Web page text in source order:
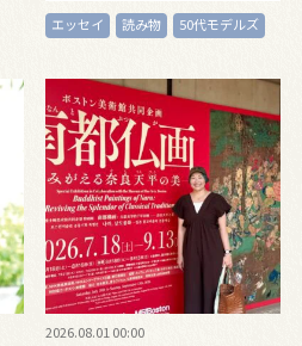
エッセイ 読み物 50代モデルズ
2026.08.01 00:00